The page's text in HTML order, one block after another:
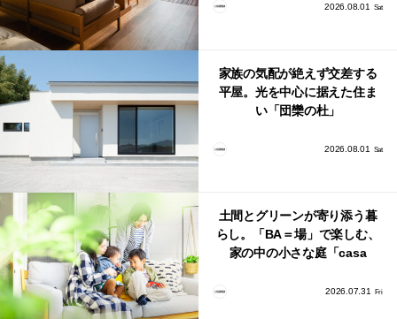
2026.08.01 Sat
家族の気配が絶えず交差する
平屋。光を中心に据えた住ま
い「団欒の杜」
2026.08.01 Sat
土間とグリーンが寄り添う暮
らし。「BA＝場」で楽しむ、
家の中の小さな庭「casa
2026.07.31 Fri